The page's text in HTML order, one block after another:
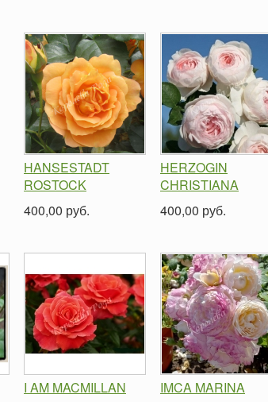
HANSESTADT
ROSTOCK
400,00 руб.
HERZOGIN
CHRISTIANA
400,00 руб.
I AM MACMILLAN
IMCA MARINA